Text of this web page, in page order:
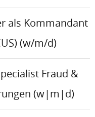
als Kommandant
(w/m/d)
Fraud &
(w|m|d)